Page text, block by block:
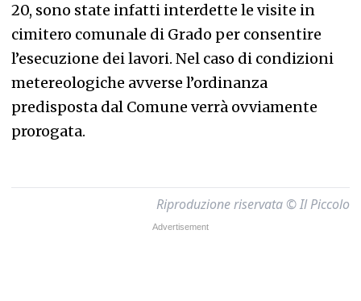
20, sono state infatti interdette le visite in
cimitero comunale di Grado per consentire
l’esecuzione dei lavori. Nel caso di condizioni
metereologiche avverse l’ordinanza
predisposta dal Comune verrà ovviamente
prorogata.
Riproduzione riservata © Il Piccolo